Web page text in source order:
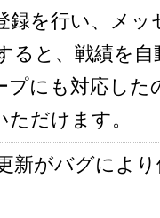
録を行い、メ
と、戦績を自
プにも対応し
ただけます。
新がバグによ